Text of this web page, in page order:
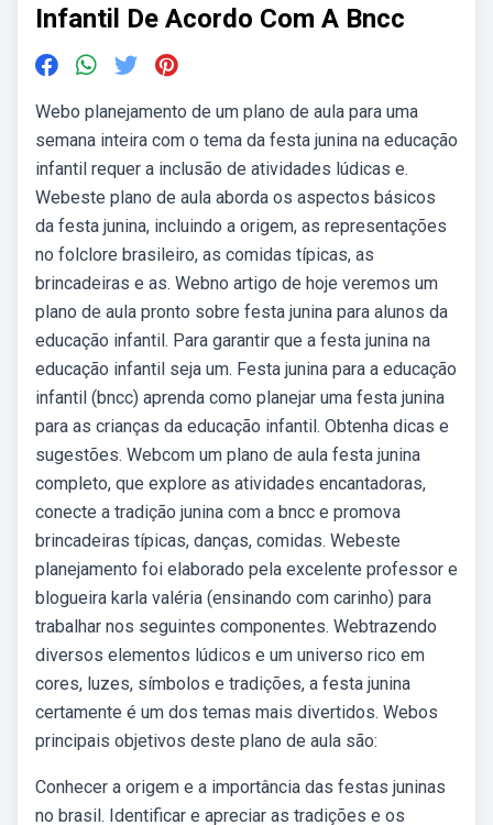
Infantil De Acordo Com A Bncc
Webo planejamento de um plano de aula para uma
semana inteira com o tema da festa junina na educação
infantil requer a inclusão de atividades lúdicas e.
Webeste plano de aula aborda os aspectos básicos
da festa junina, incluindo a origem, as representações
no folclore brasileiro, as comidas típicas, as
brincadeiras e as. Webno artigo de hoje veremos um
plano de aula pronto sobre festa junina para alunos da
educação infantil. Para garantir que a festa junina na
educação infantil seja um. Festa junina para a educação
infantil (bncc) aprenda como planejar uma festa junina
para as crianças da educação infantil. Obtenha dicas e
sugestões. Webcom um plano de aula festa junina
completo, que explore as atividades encantadoras,
conecte a tradição junina com a bncc e promova
brincadeiras típicas, danças, comidas. Webeste
planejamento foi elaborado pela excelente professor e
blogueira karla valéria (ensinando com carinho) para
trabalhar nos seguintes componentes. Webtrazendo
diversos elementos lúdicos e um universo rico em
cores, luzes, símbolos e tradições, a festa junina
certamente é um dos temas mais divertidos. Webos
principais objetivos deste plano de aula são:
Conhecer a origem e a importância das festas juninas
no brasil. Identificar e apreciar as tradições e os